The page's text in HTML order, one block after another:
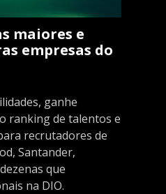
maiores e
empresas do
ganhe
ranking de talentos e
recrutadores de
Santander,
que
na DIO.